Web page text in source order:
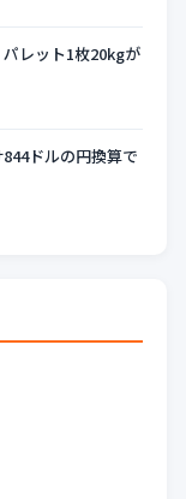
レット1枚20kgが
ドルの円換算で